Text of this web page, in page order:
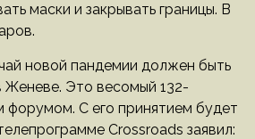
маски и закрывать границы. В
новой пандемии должен быть
Женеве. Это весомый 132-
С его принятием будет
Crossroads заявил: